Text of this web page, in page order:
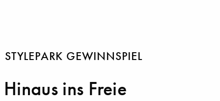
STYLEPARK GEWINNSPIEL
Hinaus ins Freie